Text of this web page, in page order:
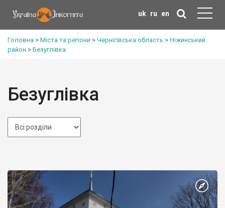
uk ru en
Головна > Міста та регіони > Чернігівська область > Ніжинський
район > Безуглівка
Безуглівка